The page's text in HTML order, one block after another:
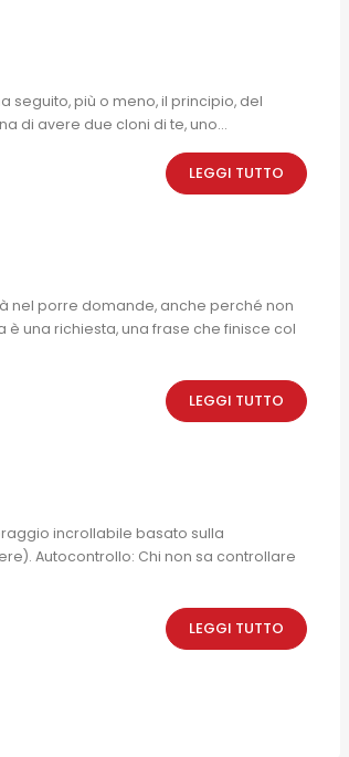
seguito, più o meno, il principio, del
di avere due cloni di te, uno...
LEGGI TUTTO
nel porre domande, anche perché non
una richiesta, una frase che finisce col
LEGGI TUTTO
incrollabile basato sulla
Autocontrollo: Chi non sa controllare
LEGGI TUTTO